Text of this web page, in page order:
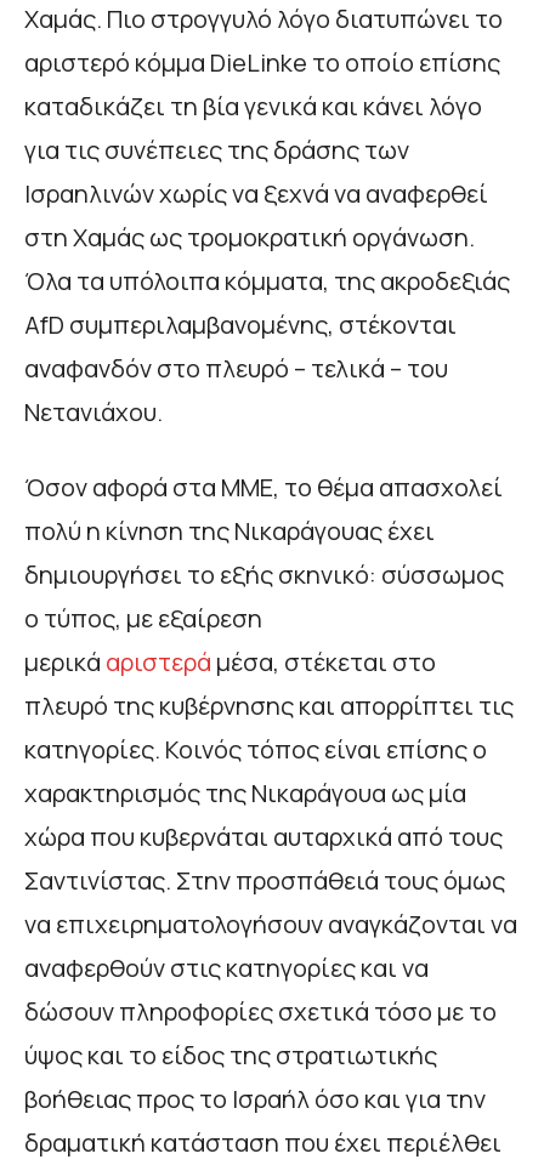
Χαμάς. Πιο στρογγυλό λόγο διατυπώνει το
αριστερό κόμμα DieLinke το οποίο επίσης
καταδικάζει τη βία γενικά και κάνει λόγο
για τις συνέπειες της δράσης των
Ισραηλινών χωρίς να ξεχνά να αναφερθεί
στη Χαμάς ως τρομοκρατική οργάνωση.
Όλα τα υπόλοιπα κόμματα, της ακροδεξιάς
AfD συμπεριλαμβανομένης, στέκονται
αναφανδόν στο πλευρό – τελικά – του
Νετανιάχου.
Όσον αφορά στα ΜΜΕ, το θέμα απασχολεί
πολύ η κίνηση της Νικαράγουας έχει
δημιουργήσει το εξής σκηνικό: σύσσωμος
ο τύπος, με εξαίρεση
μερικά αριστερά μέσα, στέκεται στο
πλευρό της κυβέρνησης και απορρίπτει τις
κατηγορίες. Κοινός τόπος είναι επίσης ο
χαρακτηρισμός της Νικαράγουα ως μία
χώρα που κυβερνάται αυταρχικά από τους
Σαντινίστας. Στην προσπάθειά τους όμως
να επιχειρηματολογήσουν αναγκάζονται να
αναφερθούν στις κατηγορίες και να
δώσουν πληροφορίες σχετικά τόσο με το
ύψος και το είδος της στρατιωτικής
βοήθειας προς το Ισραήλ όσο και για την
δραματική κατάσταση που έχει περιέλθει